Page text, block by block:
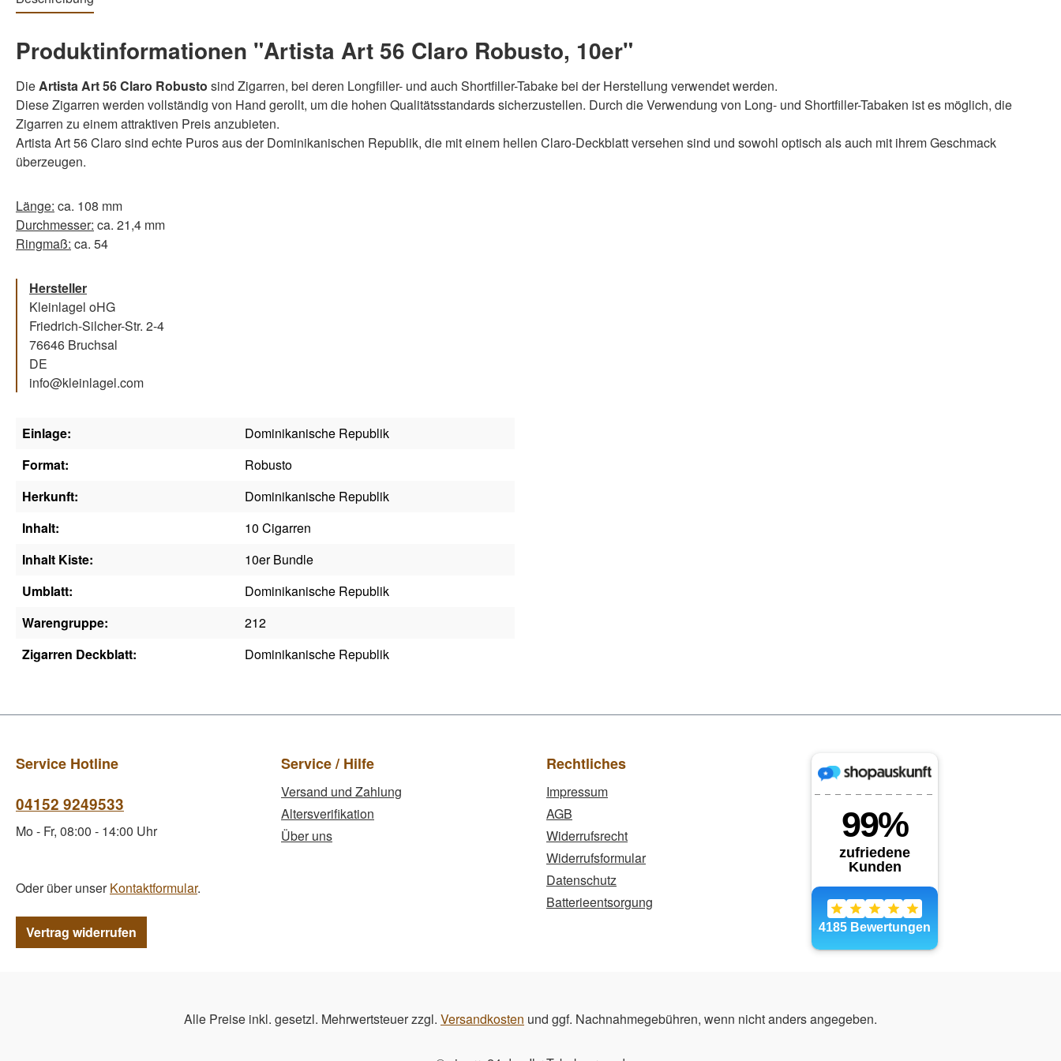
Produktinformationen "Artista Art 56 Claro Robusto, 10er"
DieArtista Art 56 Claro Robusto sind Zigarren, bei deren Longfiller- und auch Shortfiller-Tabake bei der Herstellung verwendet werden.
Diese Zigarren werden vollständig von Hand gerollt, um die hohen Qualitätsstandards sicherzustellen. Durch die Verwendung von Long- und Shortfiller-Tabaken ist es möglich, die
Zigarren zu einem attraktiven Preis anzubieten.
Artista Art 56 Claro sind echte Puros aus der Dominikanischen Republik, die mit einem hellen Claro-Deckblatt versehen sind und sowohl optisch als auch mit ihrem Geschmack
überzeugen.
Länge: ca. 108 mm
Durchmesser: ca. 21,4 mm
Ringmaß: ca. 54
Hersteller
Kleinlagel oHG
Friedrich-Silcher-Str. 2-4
76646 Bruchsal
DE
info@kleinlagel.com
Einlage:
Dominikanische Republik
Format:
Robusto
Herkunft:
Dominikanische Republik
Inhalt:
10 Cigarren
Inhalt Kiste:
10er Bundle
Umblatt:
Dominikanische Republik
Warengruppe:
212
Zigarren Deckblatt:
Dominikanische Republik
Service Hotline
04152 9249533
Mo - Fr, 08:00 - 14:00 Uhr
Oder über unserKontaktformular.
Vertrag widerrufen
Service / Hilfe
Versand und Zahlung
Altersverifikation
Über uns
Rechtliches
Impressum
AGB
Widerrufsrecht
Widerrufsformular
Datenschutz
Batterieentsorgung
Alle Preise inkl. gesetzl. Mehrwertsteuer zzgl. Versandkosten und ggf. Nachnahmegebühren, wenn nicht anders angegeben.